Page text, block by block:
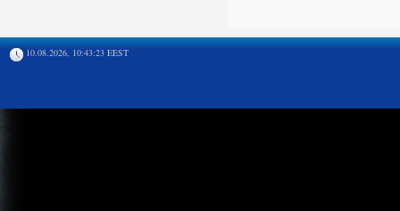
10.08.2026, 10:43:23 EEST